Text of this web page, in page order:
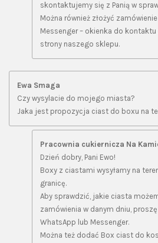
skontaktujemy się z Panią w
Można również złożyć
Messenger – okienka do
strony naszego sklepu.
Ewa Smaga
Czy wysylacie do mojego miasta?
Jaka jest propozycja ciast do boxu na
Pracownia cukiernicza Na
Dzień dobry, Pani Ewo!
Boxy z ciastami wysyłamy na
granicę.
Aby sprawdzić, jakie ciasta
zamówienia w danym dniu,
WhatsApp lub Messenger.
Można też dodać Box ciast do